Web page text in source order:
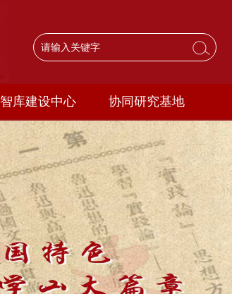
智库建设中心 协同研究基地